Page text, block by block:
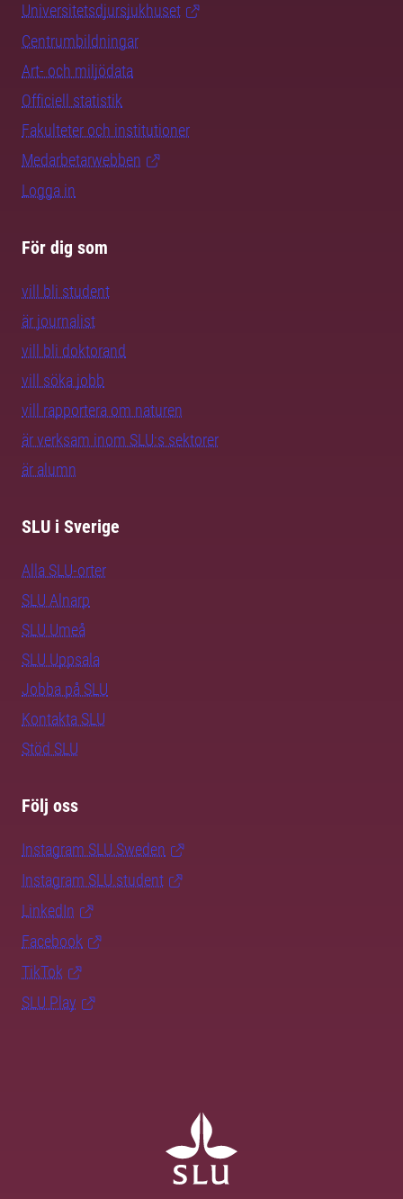
Universitetsdjursjukhuset
Centrumbildningar
Art- och miljödata
Officiell statistik
Fakulteter och institutioner
Medarbetarwebben
Logga in
För dig som
vill bli student
är journalist
vill bli doktorand
vill söka jobb
vill rapportera om naturen
är verksam inom SLU:s sektorer
är alumn
SLU i Sverige
Alla SLU-orter
SLU Alnarp
SLU Umeå
SLU Uppsala
Jobba på SLU
Kontakta SLU
Stöd SLU
Följ oss
Instagram SLU.Sweden
Instagram SLU.student
LinkedIn
Facebook
TikTok
SLU Play